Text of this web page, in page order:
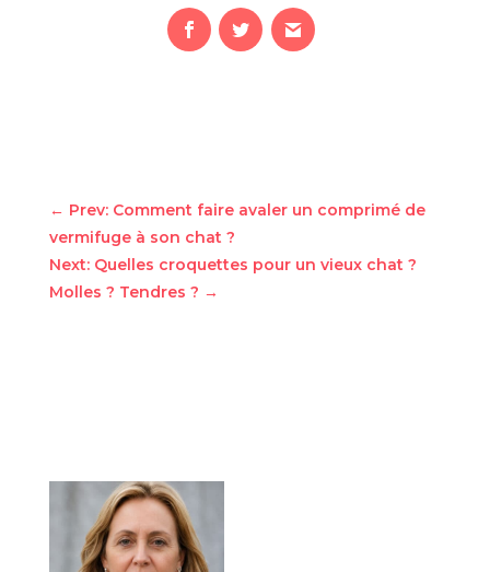
← Prev: Comment faire avaler un comprimé de
vermifuge à son chat ?
Next: Quelles croquettes pour un vieux chat ?
Molles ? Tendres ? →